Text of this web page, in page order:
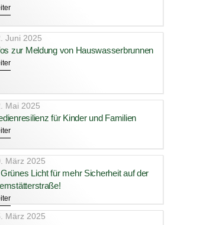
Juni 2025
zur Meldung von Hauswasserbrunnen
Mai 2025
für Kinder und Familien
März 2025
Licht für mehr Sicherheit auf der
März 2025